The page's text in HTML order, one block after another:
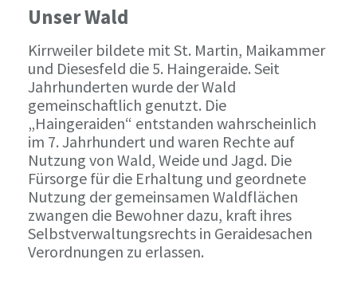
Unser Wald
Kirrweiler bildete mit St. Martin, Maikammer
und Diesesfeld die 5. Haingeraide. Seit
Jahrhunderten wurde der Wald
gemeinschaftlich genutzt. Die
„Haingeraiden“ entstanden wahrscheinlich
im 7. Jahrhundert und waren Rechte auf
Nutzung von Wald, Weide und Jagd. Die
Fürsorge für die Erhaltung und geordnete
Nutzung der gemeinsamen Waldflächen
zwangen die Bewohner dazu, kraft ihres
Selbstverwaltungsrechts in Geraidesachen
Verordnungen zu erlassen.